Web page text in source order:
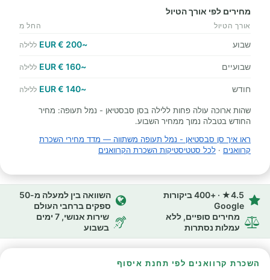
מחירים לפי אורך הטיול
אורך הטיול החל מ
שבוע ~200 € EUR ללילה
שבועיים ~160 € EUR ללילה
חודש ~140 € EUR ללילה
שהות ארוכה עולה פחות ללילה בסן סבסטיאן - נמל תעופה: מחיר
החודש בטבלה נמוך ממחיר השבוע.
ראו איך סן סבסטיאן - נמל תעופה משתווה — מדד מחירי השכרת
קרוואנים · לכל סטטיסטיקות השכרת הקרוואנים
4.5★ · +400 ביקורות
Google
השוואה בין למעלה מ-50
ספקים ברחבי העולם
מחירים סופיים, ללא
עמלות נסתרות
שירות אנושי, 7 ימים
בשבוע
השכרת קרוואנים לפי תחנת איסוף